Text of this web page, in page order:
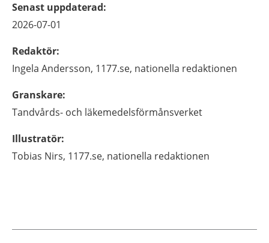
Senast uppdaterad:
2026-07-01
Redaktör:
Ingela Andersson, 1177.se, nationella redaktionen
Granskare:
Tandvårds- och läkemedelsförmånsverket
Illustratör:
Tobias Nirs, 1177.se, nationella redaktionen